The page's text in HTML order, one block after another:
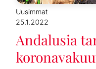
Uusimmat
25.1.2022
Andalusia